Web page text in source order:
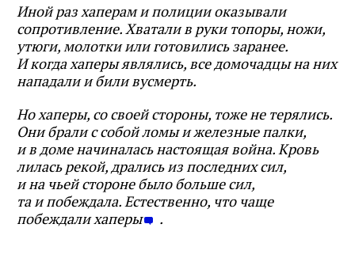
Иной раз хаперам и полиции оказывали
сопротивление. Хватали в руки топоры, ножи,
утюги, молотки или готовились заранее.
И когда хаперы являлись, все домочадцы на них
нападали и били вусмерть.
Но хаперы, со своей стороны, тоже не терялись.
Они брали с собой ломы и железные палки,
и в доме начиналась настоящая война. Кровь
лилась рекой, дрались из последних сил,
и на чьей стороне было больше сил,
та и побеждала. Естественно, что чаще
побеждали хаперы
.